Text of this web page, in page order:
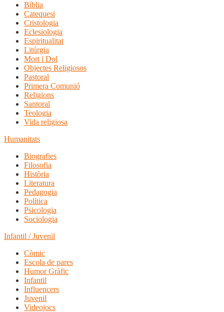
Bíblia
Catequesi
Cristologia
Eclesiologia
Espiritualitat
Litúrgia
Mort i Dol
Objectes Religiosos
Pastoral
Primera Comunió
Religions
Santoral
Teologia
Vida religiosa
Humanitats
Biografies
Filosofia
Història
Literatura
Pedagogia
Política
Psicologia
Sociologia
Infantil / Juvenil
Còmic
Escola de pares
Humor Gràfic
Infantil
Influencers
Juvenil
Videojocs